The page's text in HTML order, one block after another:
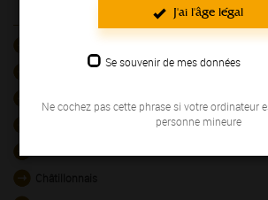
J'ai l'âge légal
Se souvenir de mes données
Ne cochez pas cette phrase si votre ordinateur
personne mineure
EN SAVOIR PLUS
Côtes de Nuits et Hautes Côtes de Nuits
Côte Chalonnaise et Couchois